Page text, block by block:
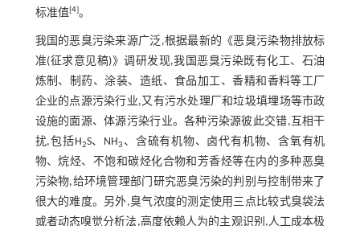
标准值[4]。
我国的恶臭污染来源广泛,根据最新的《恶臭污染物排放标
准(征求意见稿)》调研发现,我国恶臭污染既有化工、石油
炼制、制药、涂装、造纸、食品加工、香精和香料等工厂
企业的点源污染行业,又有污水处理厂和垃圾填埋场等市政
设施的面源、体源污染行业。各种污染源彼此交错,互相干
扰,包括H2S、NH3 、含硫有机物、卤代有机物、含氧有机
物、烷烃、不饱和碳烃化合物和芳香烃等在内的多种恶臭
污染物,给环境管理部门研究恶臭污染的判别与控制带来了
很大的难度。另外,臭气浓度的测定使用三点比较式臭袋法
或者动态嗅觉分析法,高度依赖人为的主观识别,人工成本极